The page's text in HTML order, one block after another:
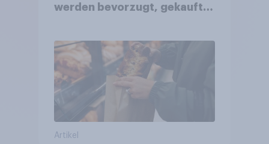
werden bevorzugt, gekauft
Artikel